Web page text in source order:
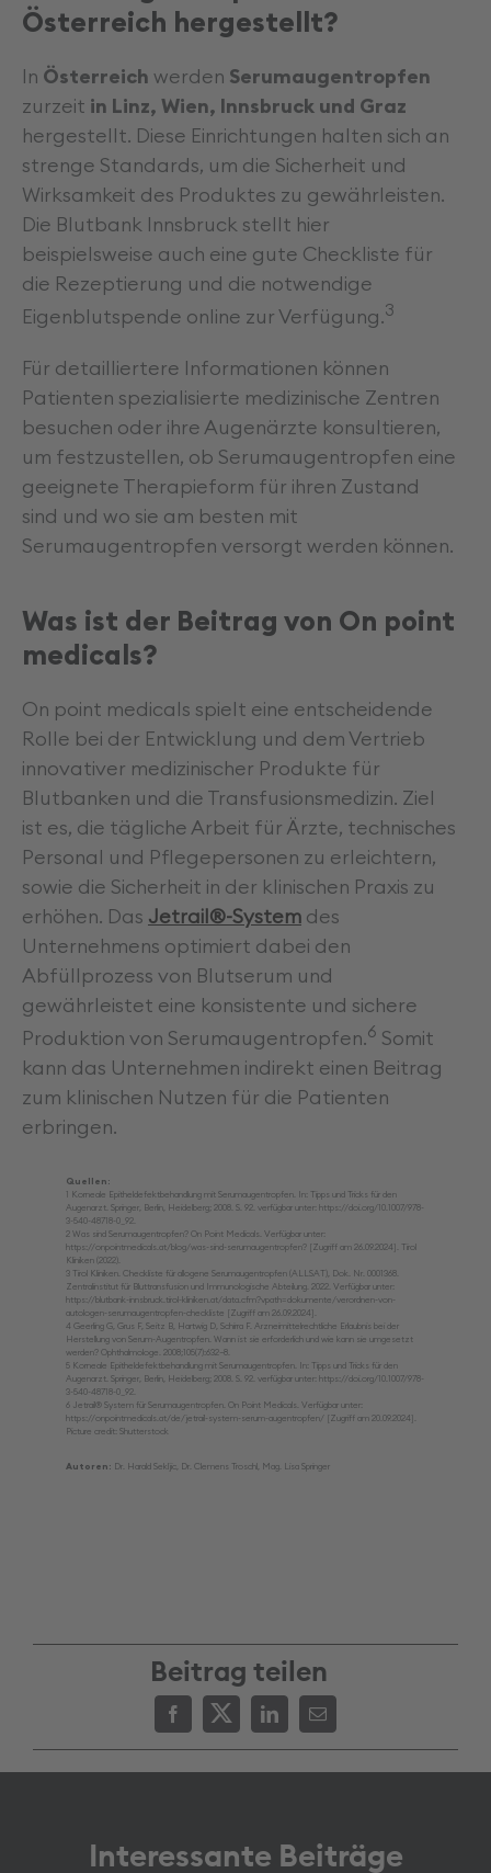
Österreich hergestellt?
In Österreich werden Serumaugentropfen
zurzeit in Linz, Wien, Innsbruck und Graz
hergestellt. Diese Einrichtungen halten sich an
strenge Standards, um die Sicherheit und
Wirksamkeit des Produktes zu gewährleisten.
Die Blutbank Innsbruck stellt hier
beispielsweise auch eine gute Checkliste für
die Rezeptierung und die notwendige
Eigenblutspende online zur Verfügung.3
Für detailliertere Informationen können
Patienten spezialisierte medizinische Zentren
besuchen oder ihre Augenärzte konsultieren,
um festzustellen, ob Serumaugentropfen eine
geeignete Therapieform für ihren Zustand
sind und wo sie am besten mit
Serumaugentropfen versorgt werden können.
Was ist der Beitrag von On point
medicals?
On point medicals spielt eine entscheidende
Rolle bei der Entwicklung und dem Vertrieb
innovativer medizinischer Produkte für
Blutbanken und die Transfusionsmedizin. Ziel
ist es, die tägliche Arbeit für Ärzte, technisches
Personal und Pflegepersonen zu erleichtern,
sowie die Sicherheit in der klinischen Praxis zu
erhöhen. Das Jetrail®-Systemdes
Unternehmens optimiert dabei den
Abfüllprozess von Blutserum und
gewährleistet eine konsistente und sichere
Produktion von Serumaugentropfen.6 Somit
kann das Unternehmen indirekt einen Beitrag
zum klinischen Nutzen für die Patienten
erbringen.
Quellen:
1 Korneale Epitheldefektbehandlung mit Serumaugentropfen. In: Tipps und Tricks für den
Augenarzt. Springer, Berlin, Heidelberg; 2008. S. 92. verfügbar unter: https://doi.org/10.1007/978-
3-540-48718-0_92.
2 Was sind Serumaugentropfen? On Point Medicals. Verfügbar unter:
https://onpointmedicals.at/blog/was-sind-serumaugentropfen? [Zugriff am 26.09.2024]. Tirol
Kliniken (2022).
3 Tirol Kliniken. Checkliste für allogene Serumaugentropfen (ALLSAT), Dok. Nr. 0001368.
Zentralinstitut für Bluttransfusion und Immunologische Abteilung. 2022. Verfügbar unter:
https://blutbank-innsbruck.tirol-kliniken.at/data.cfm?vpath=dokumente/verordnen-von-
autologen-serumaugentropfen-checkliste [Zugriff am 26.09.2024].
4 Geerling G, Grus F, Seitz B, Hartwig D, Schirra F. Arzneimittelrechtliche Erlaubnis bei der
Herstellung von Serum-Augentropfen. Wann ist sie erforderlich und wie kann sie umgesetzt
werden? Ophthalmologe. 2008;105(7):632–8.
5 Korneale Epitheldefektbehandlung mit Serumaugentropfen. In: Tipps und Tricks für den
Augenarzt. Springer, Berlin, Heidelberg; 2008. S. 92. verfügbar unter: https://doi.org/10.1007/978-
3-540-48718-0_92.
6 Jetrail® System für Serumaugentropfen. On Point Medicals. Verfügbar unter:
https://onpointmedicals.at/de/jetrail-system-serum-augentropfen/ [Zugriff am 20.09.2024].
Picture credit: Shutterstock
Autoren: Dr. Harald Sekljic, Dr. Clemens Troschl, Mag. Lisa Springer
Beitrag teilen
Interessante Beiträge